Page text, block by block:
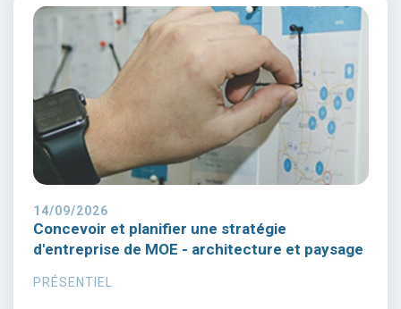
14/09/2026
Concevoir et planifier une stratégie
d'entreprise de MOE - architecture et paysage
PRÉSENTIEL